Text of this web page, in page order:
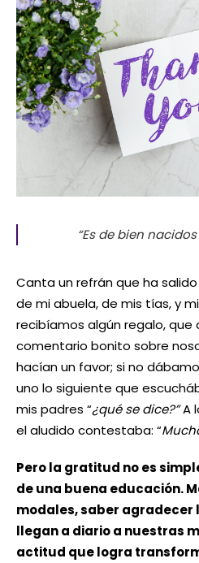
“Es de bien
Canta un refrán que ha
de mi abuela, de mis tías, y
recibíamos algún regalo, que
comentario bonito sobre
hacían un favor; si no
uno lo siguiente que
mis padres “¿qué se dice?”A
el aludido contestaba: “
Pero la gratitud no es
de una buena educación.
modales, saber agradecer
llegan a diario a nuestras
actitud que logra